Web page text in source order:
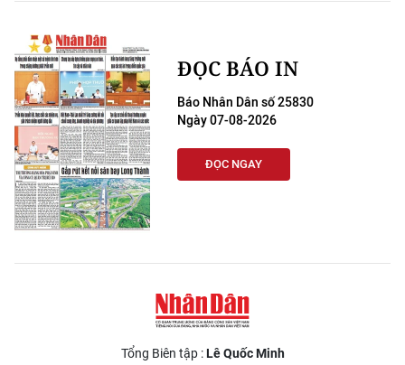
ĐỌC BÁO IN
Báo Nhân Dân số 25830
Ngày 07-08-2026
ĐỌC NGAY
Tổng Biên tập :Lê Quốc Minh